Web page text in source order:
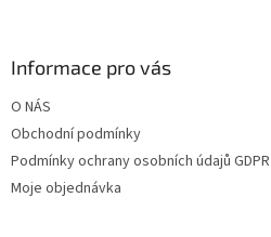
Informace pro vás
O NÁS
Obchodní podmínky
Podmínky ochrany osobních údajů GDPR
Moje objednávka